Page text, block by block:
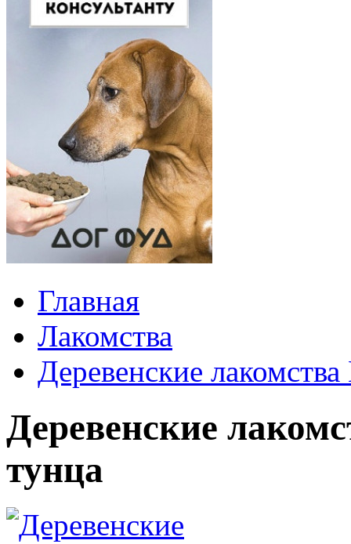
Главная
Лакомства
Деревенские
Деревенские
тунца